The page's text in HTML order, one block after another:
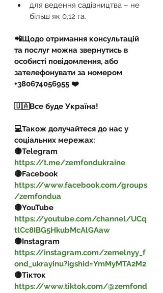
для ведення садівництва – не
більш як 0,12 га.
📲Щодо отримання консультацій
та послуг можна звернутись в
особисті повідомлення, або
зателефонувати за номером
+380674056955 ❤️
🇺🇦Все буде Україна!
💻Також долучайтеся до нас у
соціальних мережах:
🟡Telegram
https://t.me/zemfondukraine
🟡Facebook
https://www.facebook.com/groups
/zemfondua
🟡YouTube
https://youtube.com/channel/UCq
tlCc8IBG5HkubMcAlGAaw
🟡Instagram
https://instagram.com/zemelnyy_f
ond_ukrayinu?igshid=YmMyMTA2M2
🟡Тікток
https://www.tiktok.com/@zemfond